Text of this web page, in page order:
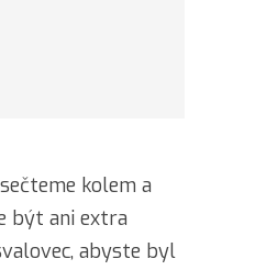
kolem a
být ani extra
abyste byl